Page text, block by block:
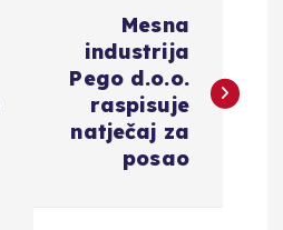
Mesna
industrija
Pego d.o.o.
raspisuje
natječaj za
posao